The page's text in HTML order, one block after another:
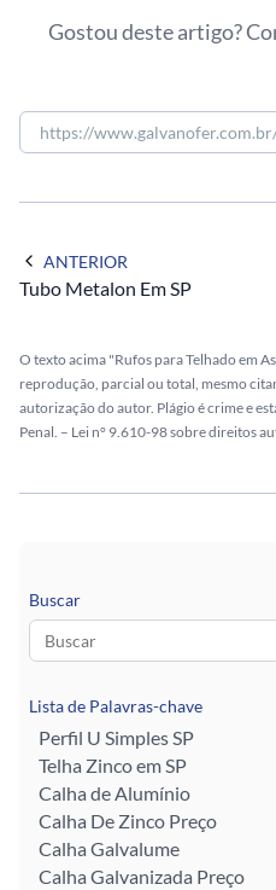
Gostou deste artigo?
ANTERIOR
Tubo Metalon Em SP
O texto acima "Rufos para Telhado em
reprodução, parcial ou total, mesmo
autorização do autor. Plágio é crime e
Penal. – Lei n° 9.610-98 sobre direitos
Buscar
Lista de Palavras-chave
Perfil U Simples SP
Telha Zinco em SP
Calha de Alumínio
Calha De Zinco Preço
Calha Galvalume
Calha Galvanizada Preço